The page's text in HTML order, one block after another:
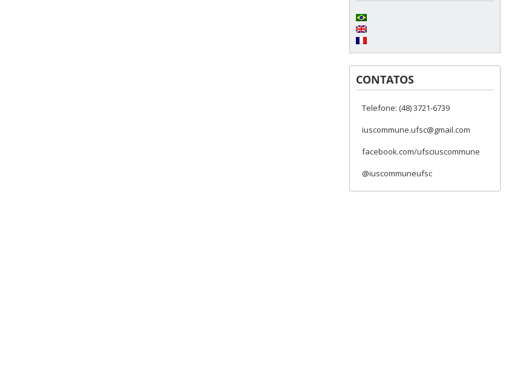
CONTATOS
Telefone: (48) 3721-6739
iuscommune.ufsc@gmail.com
facebook.com/ufsciuscommune
@iuscommuneufsc